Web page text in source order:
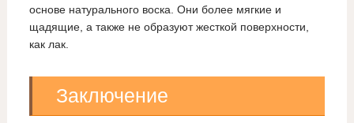
основе натурального воска. Они более мягкие и
щадящие, а также не образуют жесткой поверхности,
как лак.
Заключение